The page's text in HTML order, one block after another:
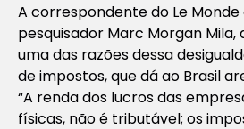
A correspondente do Le Monde
pesquisador Marc Morgan Mila,
uma das razões dessa
de impostos, que dá ao Brasil
“A renda dos lucros das
físicas, não é tributável; os